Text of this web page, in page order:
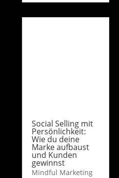
Social Selling mit
Persönlichkeit:
Wie du deine
Marke aufbaust
und Kunden
gewinnst
Mindful Marketing